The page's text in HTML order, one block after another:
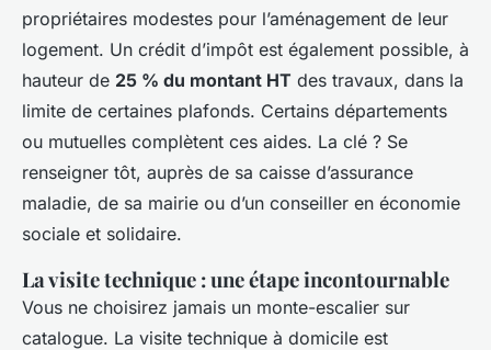
propriétaires modestes pour l’aménagement de leur
logement. Un crédit d’impôt est également possible, à
hauteur de 25 % du montant HT des travaux, dans la
limite de certaines plafonds. Certains départements
ou mutuelles complètent ces aides. La clé ? Se
renseigner tôt, auprès de sa caisse d’assurance
maladie, de sa mairie ou d’un conseiller en économie
sociale et solidaire.
La visite technique : une étape incontournable
Vous ne choisirez jamais un monte-escalier sur
catalogue. La visite technique à domicile est